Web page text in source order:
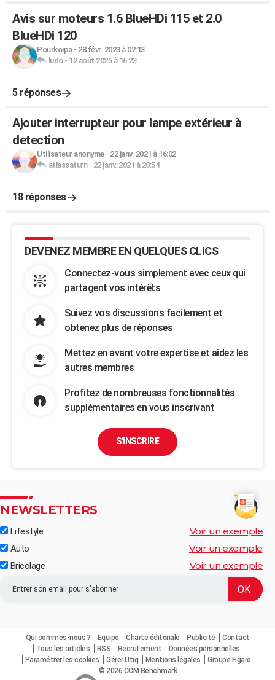
Avis sur moteurs 1.6 BlueHDi 115 et 2.0
BlueHDi 120
Pourkoipa- 28 févr. 2023 à 02:13
ludo- 12 août 2025 à 16:23
5 réponses
Ajouter interrupteur pour lampe extérieur à
detection
Utilisateur anonyme- 22 janv. 2021 à 16:02
atlassaturn- 22 janv. 2021 à 20:54
18 réponses
DEVENEZ MEMBRE EN QUELQUES CLICS
Connectez-vous simplement avec ceux qui
partagent vos intérêts
Suivez vos discussions facilement et
obtenez plus de réponses
Mettez en avant votre expertise et aidez les
autres membres
Profitez de nombreuses fonctionnalités
supplémentaires en vous inscrivant
S'INSCRIRE
NEWSLETTERS
Lifestyle Voir un exemple
Auto Voir un exemple
Bricolage Voir un exemple
Qui sommes-nous ? Equipe Charte éditoriale Publicité
Contact
Tous les articles
RSS Recrutement
Données personnelles
Paramétrer les cookies
Gérer Utiq Mentions légales
Groupe Figaro
© 2026 CCM Benchmark